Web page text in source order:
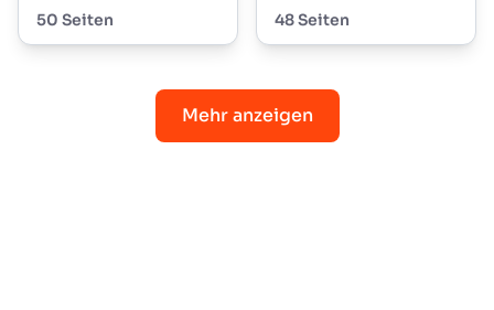
50 Seiten
48 Seiten
Mehr anzeigen